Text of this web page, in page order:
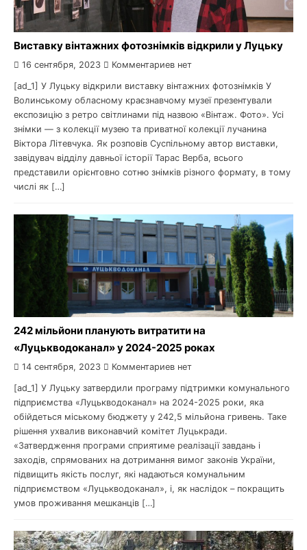
Виставку вінтажних фотознімків відкрили у Луцьку
16 сентября, 2023 Комментариев нет
[ad_1] У Луцьку відкрили виставку вінтажних фотознімків У
Волинському обласному краєзнавчому музеї презентували
експозицію з ретро світлинами під назвою «Вінтаж. Фото». Усі
знімки — з колекції музею та приватної колекції лучанина
Віктора Літевчука. Як розповів Суспільному автор виставки,
завідувач відділу давньої історії Тарас Верба, всього
представили орієнтовно сотню знімків різного формату, в тому
числі як […]
242 мільйони планують витратити на
«Луцькводоканал» у 2024-2025 роках
14 сентября, 2023 Комментариев нет
[ad_1] У Луцьку затвердили програму підтримки комунального
підприємства «Луцькводоканал» на 2024-2025 роки, яка
обійдеться міському бюджету у 242,5 мільйона гривень. Таке
рішення ухвалив виконавчий комітет Луцькради.
«Затвердження програми сприятиме реалізації завдань і
заходів, спрямованих на дотримання вимог законів України,
підвищить якість послуг, які надаються комунальним
підприємством «Луцькводоканал», і, як наслідок – покращить
умов проживання мешканців […]